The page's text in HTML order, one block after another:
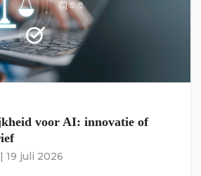
voor AI: innovatie of
19 juli 2026